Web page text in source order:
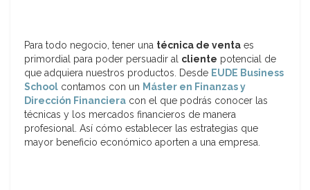
Para todo negocio, tener una técnica de venta es
primordial para poder persuadir al cliente potencial de
que adquiera nuestros productos. Desde EUDE Business
School contamos con un Máster en Finanzas y
Dirección Financiera con el que podrás conocer las
técnicas y los mercados financieros de manera
profesional. Así cómo establecer las estrategias que
mayor beneficio económico aporten a una empresa.